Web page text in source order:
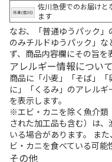
佐川急便でのお届けと
ます
なお、「普通ゆうパック
のみチルドゆうパック」
ず、商品内容欄にその旨を
アレルギー情報について
商品に「小麦」「そば」
に」「くるみ」のアレル
を表示します。
※エビ・カニを除く魚介類
された加工品も含む）は
いる場合があります。 ま
ビ・カニを食べている可能
その他